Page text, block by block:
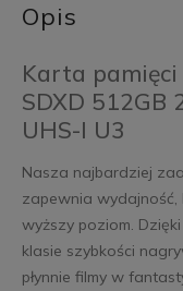
Opis
Karta pamięci
SDXD 512GB
UHS-I U3
Nasza najbardziej
zapewnia
wyższy poziom.
klasie szybkości
płynnie filmy w